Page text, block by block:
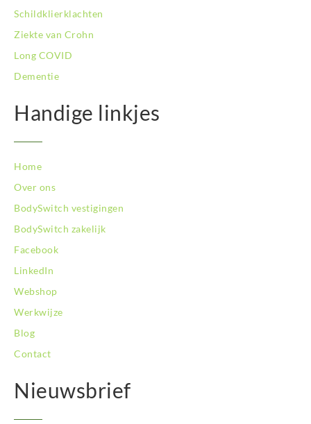
Schildklierklachten
Ziekte van Crohn
Long COVID
Dementie
Handige linkjes
Home
Over ons
BodySwitch vestigingen
BodySwitch zakelijk
Facebook
LinkedIn
Webshop
Werkwijze
Blog
Contact
Nieuwsbrief